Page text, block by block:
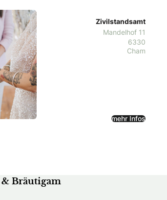
Zivilstandsamt
Mandelhof 11
6330
Cham
mehr Infos
Bräutigam